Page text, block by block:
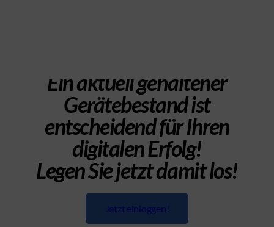
Ein aktuell gehaltener
Gerätebestand ist
entscheidend für Ihren
digitalen Erfolg!
Legen Sie jetzt damit los!
Jetzt einloggen!